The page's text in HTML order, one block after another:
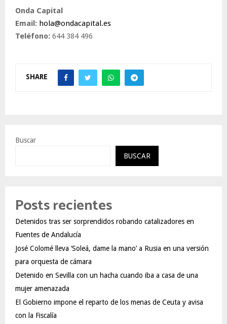
Onda Capital
Email: hola@ondacapital.es
Teléfono: 644 384 496
SHARE
Buscar
BUSCAR
Posts recientes
Detenidos tras ser sorprendidos robando catalizadores en
Fuentes de Andalucía
José Colomé lleva ‘Soleá, dame la mano’ a Rusia en una versión
para orquesta de cámara
Detenido en Sevilla con un hacha cuando iba a casa de una
mujer amenazada
El Gobierno impone el reparto de los menas de Ceuta y avisa
con la Fiscalía